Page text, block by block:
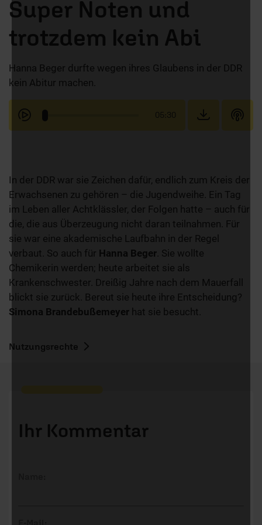
Super Noten und
trotzdem kein Abi
Hanna Beger durfte wegen ihres Glaubens in der DDR
kein Abitur machen.
05:30
In der DDR war sie Zeichen dafür, endlich zum Kreis der
Erwachsenen zu gehören – die Jugendweihe. Ein Tag
im Leben aller Achtklässler, der Folgen hatte – auch für
die, die aus Überzeugung nicht daran teilnahmen. Für
sie war eine akademische Laufbahn in der Regel
verbaut. So auch für Hanna Beger . Sie wollte
Chemikerin werden; heute arbeitet sie als
Krankenschwester. Dreißig Jahre nach dem Mauerfall
blickt sie zurück. Bereut sie heute ihre Entscheidung?
Simona Brandebußemeyer hat sie besucht.
Nutzungsrechte
Ihr Kommentar